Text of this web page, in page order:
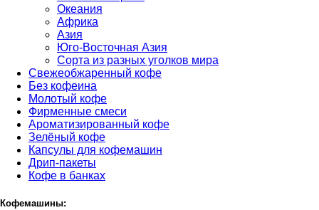
Океания
Африка
Азия
Юго-Восточная Азия
Сорта из разных уголков мира
Свежеобжаренный кофе
Без кофеина
Молотый кофе
Фирменные смеси
Ароматизированный кофе
Зелёный кофе
Капсулы для кофемашин
Дрип-пакеты
Кофе в банках
Кофемашины: